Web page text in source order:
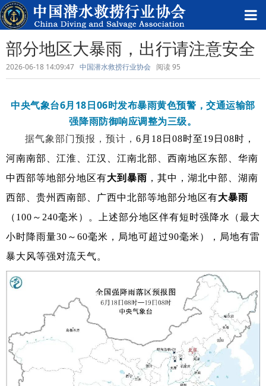
部分地区大暴雨，出行请注意安全
2026-06-18 14:09:47 中国潜水救捞行业协会 阅读95
中央气象台6月18日06时发布暴雨黄色预警，交通运输部
强降雨防御响应调整为三级。
据气象部门预报，预计， 6月18日08时至19日08时 ，
河南南部、江淮、江汉、江南北部、西南地区东部、华南
中西部等地部分地区有大到暴雨 ，其中，湖北中部、湖南
西部、贵州西南部、广西中北部等地部分地区有大暴雨
（100～240毫米）
。上述部分地区伴有短时强降水（最大
小时降雨量30～60毫米，局地可超过90毫米），局地有雷
暴大风等强对流天气。